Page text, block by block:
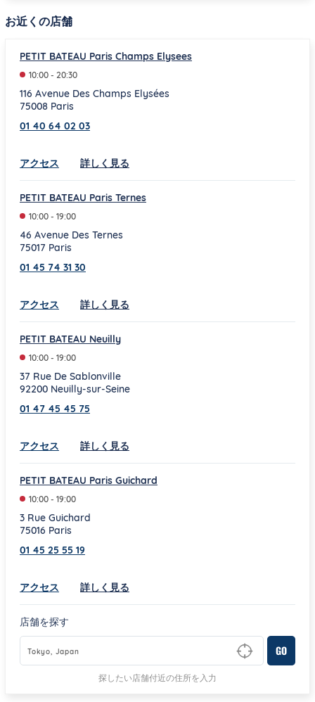
お近くの店舗
PETIT BATEAU Paris Champs Elysees
10:00 - 20:30
116 Avenue Des Champs Elysées
75008 Paris
01 40 64 02 03
アクセス Link Opens in New Tab
詳しく見る
PETIT BATEAU Paris Ternes
10:00 - 19:00
46 Avenue Des Ternes
75017 Paris
01 45 74 31 30
アクセス Link Opens in New Tab
詳しく見る
PETIT BATEAU Neuilly
10:00 - 19:00
37 Rue De Sablonville
92200 Neuilly-sur-Seine
01 47 45 45 75
アクセス Link Opens in New Tab
詳しく見る
PETIT BATEAU Paris Guichard
10:00 - 19:00
3 Rue Guichard
75016 Paris
01 45 25 55 19
アクセス Link Opens in New Tab
詳しく見る
店舗を探す
GO
探したい店舗付近の住所を入力